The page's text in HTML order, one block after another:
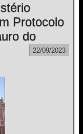
Protocolo
do
22/09/2023